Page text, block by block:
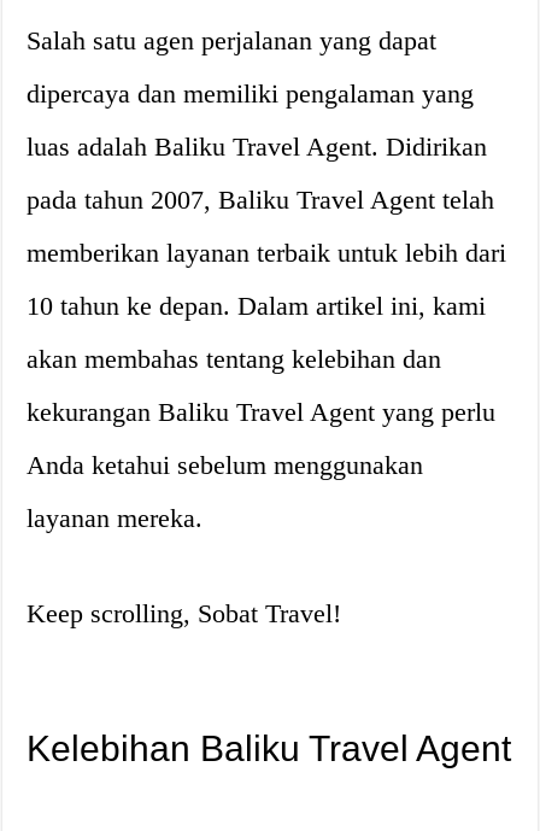
Salah satu agen perjalanan yang dapat
dipercaya dan memiliki pengalaman yang
luas adalah Baliku Travel Agent. Didirikan
pada tahun 2007, Baliku Travel Agent telah
memberikan layanan terbaik untuk lebih dari
10 tahun ke depan. Dalam artikel ini, kami
akan membahas tentang kelebihan dan
kekurangan Baliku Travel Agent yang perlu
Anda ketahui sebelum menggunakan
layanan mereka.
Keep scrolling, Sobat Travel!
Kelebihan Baliku Travel Agent